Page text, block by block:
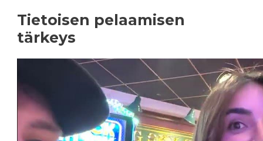
Tietoisen pelaamisen
tärkeys